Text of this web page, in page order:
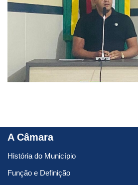
A Câmara
História do Município
Função e Definição